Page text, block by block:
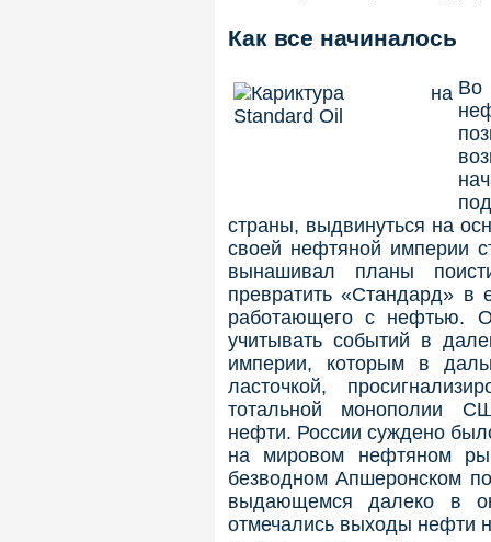
Как все начиналось
Во
страны, выдвинуться на
своей нефтяной империи
вынашивал планы
превратить «Стандард» в
работающего с нефтью.
учитывать событий в
империи, которым в
ласточкой,
тотальной монополии
нефти. России суждено
на мировом нефтяном
безводном Апшеронском
выдающемся далеко в
отмечались выходы нефти